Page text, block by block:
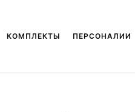
КОМПЛЕКТЫ ПЕРСОНАЛИИ